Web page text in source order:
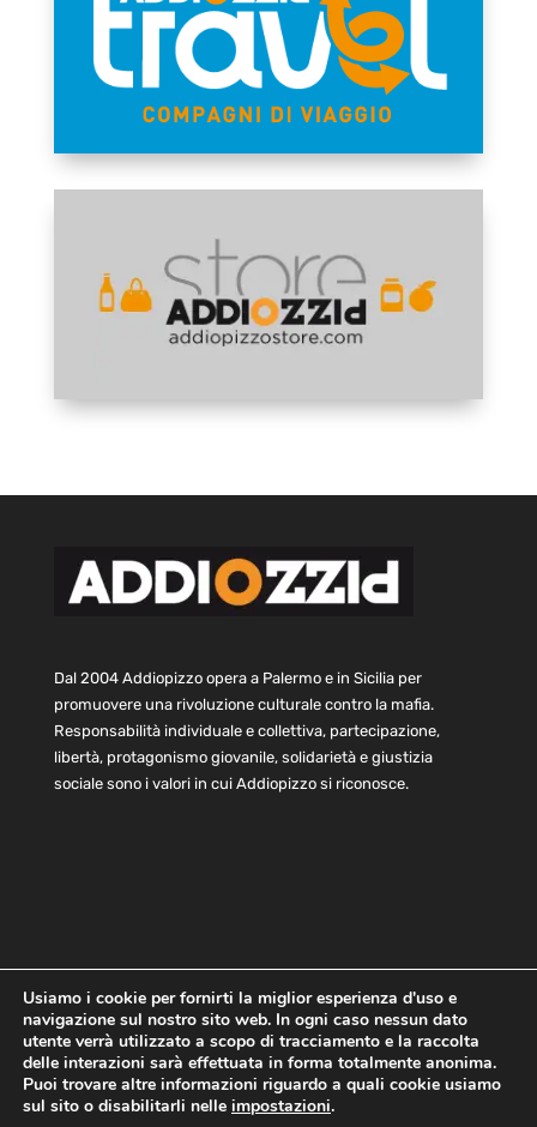
Dal 2004 Addiopizzo opera a Palermo e in Sicilia per
promuovere una rivoluzione culturale contro la mafia.
Responsabilità individuale e collettiva, partecipazione,
libertà, protagonismo giovanile, solidarietà e giustizia
sociale sono i valori in cui Addiopizzo si riconosce.
Home Statuto e bilancio
Contatti
Privacy
Cookie Child Protection Policy
Usiamo i cookie per fornirti la miglior esperienza d'uso e
navigazione sul nostro sito web. In ogni caso nessun dato
utente verrà utilizzato a scopo di tracciamento e la raccolta
delle interazioni sarà effettuata in forma totalmente anonima.
Puoi trovare altre informazioni riguardo a quali cookie usiamo
sul sito o disabilitarli nelle impostazioni.